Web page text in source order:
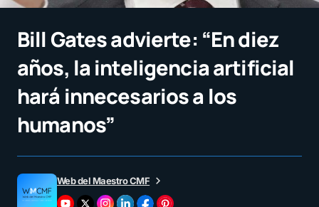
Bill Gates advierte: “En diez
años, la inteligencia artificial
hará innecesarios a los
humanos”
Web del Maestro CMF